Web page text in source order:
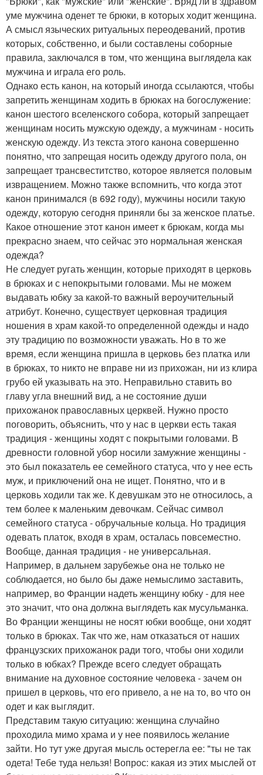
уме мужчина оденет те брюки, в которых ходит женщина.
А смысл языческих ритуальных переодеваний, против
которых, собственно, и были составлены соборные
правила, заключался в том, что женщина выглядела как
мужчина и играла его роль.
Однако есть канон, на который иногда ссылаются, чтобы
запретить женщинам ходить в брюках на богослужение:
канон шестого вселенского собора, который запрещает
женщинам носить мужскую одежду, а мужчинам - носить
женскую одежду. Из текста этого канона совершенно
понятно, что запрещая носить одежду другого пола, он
запрещает трансвеститство, которое является половым
извращением. Можно также вспомнить, что когда этот
канон принимался (в 692 году), мужчины носили такую
одежду, которую сегодня приняли бы за женское платье.
Какое отношение этот канон имеет к брюкам, когда мы
прекрасно знаем, что сейчас это нормальная женская
одежда?
Не следует ругать женщин, которые приходят в церковь
в брюках и с непокрытыми головами. Мы не можем
выдавать юбку за какой-то важный вероучительный
атрибут. Конечно, существует церковная традиция
ношения в храм какой-то определенной одежды и надо
эту традицию по возможности уважать. Но в то же
время, если женщина пришла в церковь без платка или
в брюках, то никто не вправе ни из прихожан, ни из клира
грубо ей указывать на это. Неправильно ставить во
главу угла внешний вид, а не состояние души
прихожанок православных церквей. Нужно просто
поговорить, объяснить, что у нас в церкви есть такая
традиция - женщины ходят с покрытыми головами. В
древности головной убор носили замужние женщины -
это был показатель ее семейного статуса, что у нее есть
муж, и приключений она не ищет. Понятно, что и в
церковь ходили так же. К девушкам это не относилось, а
тем более к маленьким девочкам. Сейчас символ
семейного статуса - обручальные кольца. Но традиция
одевать платок, входя в храм, осталась повсеместно.
Вообще, данная традиция - не универсальная.
Например, в дальнем зарубежье она не только не
соблюдается, но было бы даже немыслимо заставить,
например, во Франции надеть женщину юбку - для нее
это значит, что она должна выглядеть как мусульманка.
Во Франции женщины не носят юбки вообще, они ходят
только в брюках. Так что же, нам отказаться от наших
французских прихожанок ради того, чтобы они ходили
только в юбках? Прежде всего следует обращать
внимание на духовное состояние человека - зачем он
пришел в церковь, что его привело, а не на то, во что он
одет и как выглядит.
Представим такую ситуацию: женщина случайно
проходила мимо храма и у нее появилось желание
зайти. Но тут уже другая мысль остерегла ее: "ты не так
одета! Тебе туда нельзя! Вопрос: какая из этих мыслей от